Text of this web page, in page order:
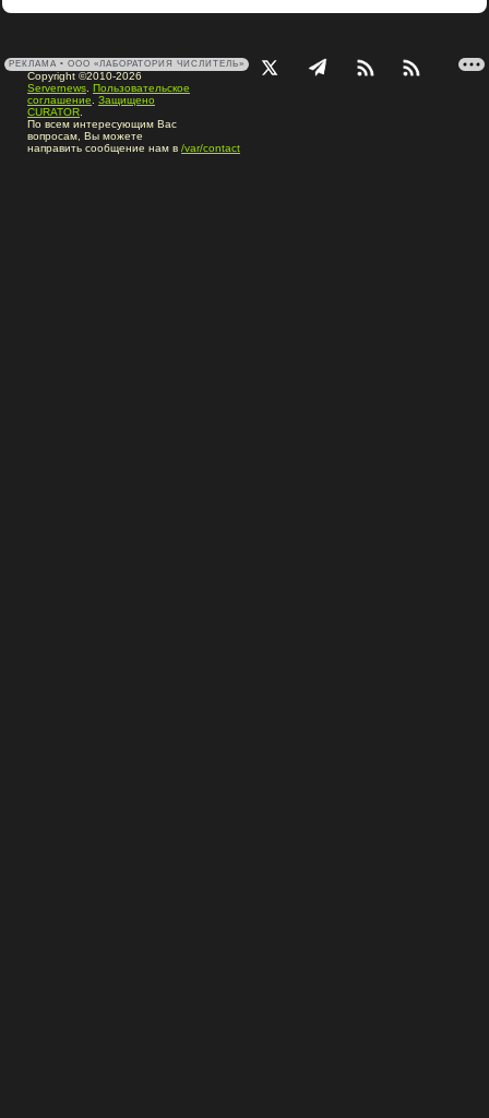
РЕКЛАМА • ООО «ЛАБОРАТОРИЯ ЧИСЛИТЕЛЬ»
Copyright ©2010-2026
Servernews Пользовательское
соглашение
Защищено
CURATOR
По всем интересующим Вас
вопросам, Вы можете
направить сообщение нам в /var/contact